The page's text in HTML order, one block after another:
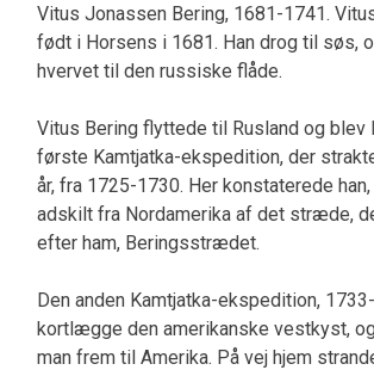
Vitus Jonassen Bering, 1681-1741.
født i Horsens i 1681. Han drog til søs,
hvervet til den russiske flåde.
Vitus Bering flyttede til Rusland og blev
første Kamtjatka-ekspedition, der
år, fra 1725-1730. Her konstaterede
adskilt fra Nordamerika af det stræde,
efter ham, Beringsstrædet.
Den anden Kamtjatka-ekspedition,
kortlægge den amerikanske vestkyst,
man frem til Amerika. På vej hjem